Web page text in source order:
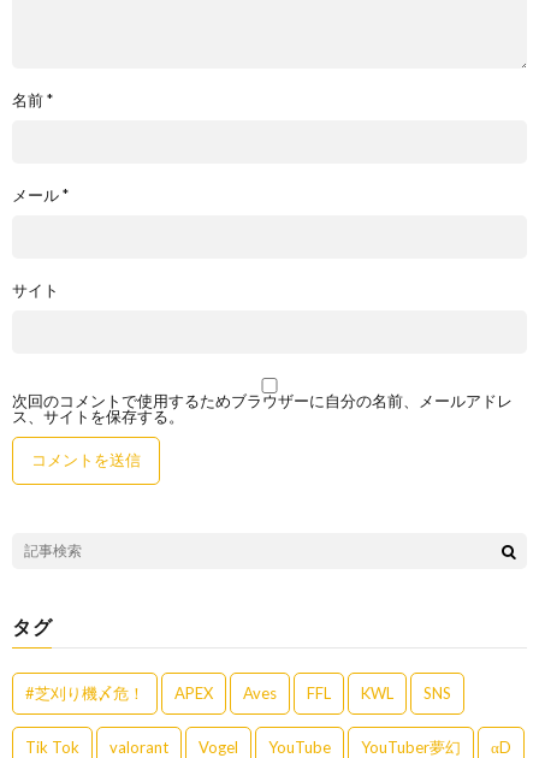
名前*
メール*
サイト
次回のコメントで使用するためブラウザーに自分の名前、メールアドレ
ス、サイトを保存する。
タグ
#芝刈り機〆危！ APEX Aves FFL KWL SNS
Tik Tok valorant Vogel YouTube YouTuber夢幻 αD